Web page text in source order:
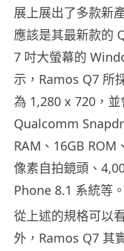
展上展出了多款新
應該是其最新款的
7 吋大螢幕的
示，Ramos Q7 所
為 1,280 x 720，
Qualcomm
RAM、16GB ROM
像素自拍鏡頭、
Phone 8.1 系統等。
從上述的規格可以
外，Ramos Q7 其